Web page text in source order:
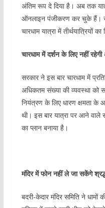
अंतिम रूप दे दिया है। अब तक
ऑनलाइन पंजीकरण कर चुके हैं।
चारधाम यात्रा में तीर्थयात्रियों का
चारधाम में दर्शन के लिए नहीं
सरकार ने इस बार चारधाम में
अधिकतम संख्या की व्यवस्था को
नियंत्रण के लिए धारण क्षमता
थी। इस बार यात्रा पर आने वाले
का प्लान बनाया है।
मंदिर में फोन नहीं ले जा सकेंगे
बदरी-केदार मंदिर समिति ने धामों